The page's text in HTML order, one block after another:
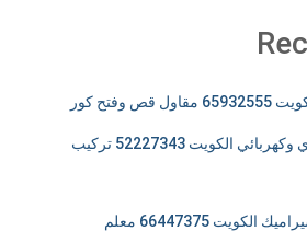
وفتح كور
فني تركيب شتر يدوي وكهربائي الكويت 52227343 تركيب
فني تركيب باركيه سيراميك الكويت 66447375 معلم